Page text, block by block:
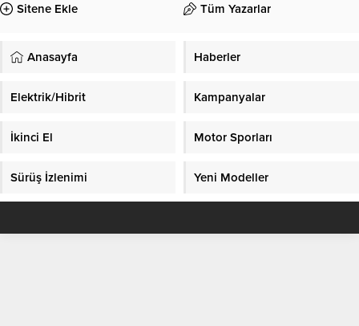
Sitene Ekle Tüm Yazarlar
Anasayfa Haberler
Elektrik/Hibrit Kampanyalar
İkinci El Motor Sporları
Sürüş İzlenimi Yeni Modeller